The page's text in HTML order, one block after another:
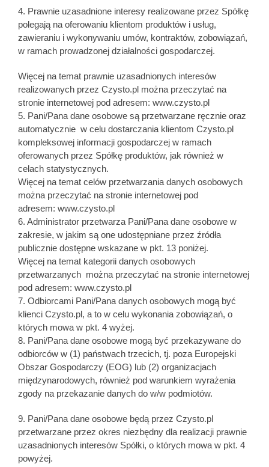
4. Prawnie uzasadnione interesy realizowane przez Spółkę
polegają na oferowaniu klientom produktów i usług,
zawieraniu i wykonywaniu umów, kontraktów, zobowiązań,
w ramach prowadzonej działalności gospodarczej.
Więcej na temat prawnie uzasadnionych interesów
realizowanych przez Czysto.pl można przeczytać na
stronie internetowej pod adresem: www.czysto.pl
5. Pani/Pana dane osobowe są przetwarzane ręcznie oraz
automatycznie w celu dostarczania klientom Czysto.pl
kompleksowej informacji gospodarczej w ramach
oferowanych przez Spółkę produktów, jak również w
celach statystycznych.
Więcej na temat celów przetwarzania danych osobowych
można przeczytać na stronie internetowej pod
adresem: www.czysto.pl
6. Administrator przetwarza Pani/Pana dane osobowe w
zakresie, w jakim są one udostępniane przez źródła
publicznie dostępne wskazane w pkt. 13 poniżej.
Więcej na temat kategorii danych osobowych
przetwarzanych można przeczytać na stronie internetowej
pod adresem: www.czysto.pl
7. Odbiorcami Pani/Pana danych osobowych mogą być
klienci Czysto.pl, a to w celu wykonania zobowiązań, o
których mowa w pkt. 4 wyżej.
8. Pani/Pana dane osobowe mogą być przekazywane do
odbiorców w (1) państwach trzecich, tj. poza Europejski
Obszar Gospodarczy (EOG) lub (2) organizacjach
międzynarodowych, również pod warunkiem wyrażenia
zgody na przekazanie danych do w/w podmiotów.
9. Pani/Pana dane osobowe będą przez Czysto.pl
przetwarzane przez okres niezbędny dla realizacji prawnie
uzasadnionych interesów Spółki, o których mowa w pkt. 4
powyżej.